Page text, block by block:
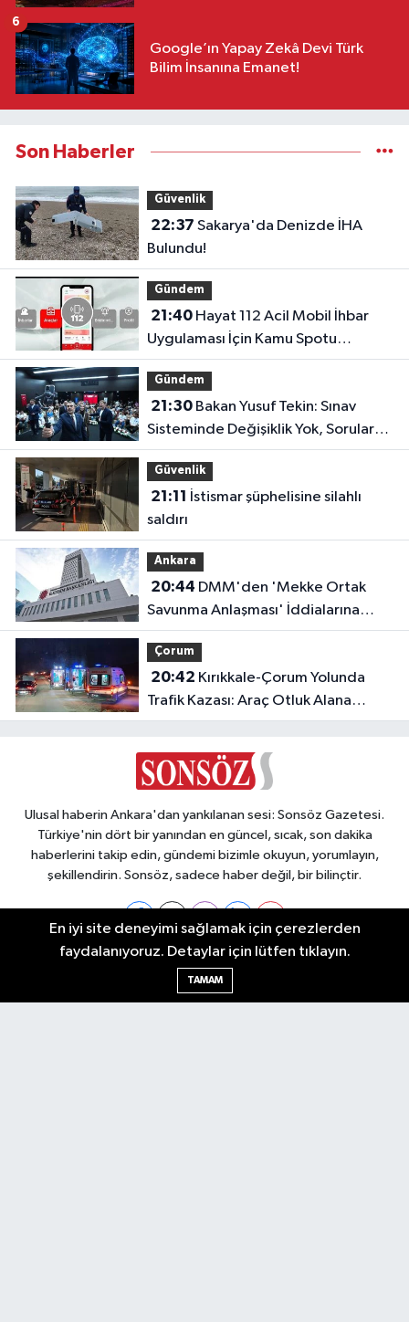
Google’ın Yapay Zekâ Devi Türk
Bilim İnsanına Emanet!
6
Son Haberler
Güvenlik
22:37
Bulundu!
Gündem
21:40Hayat 112 Acil Mobil İhbar
Uygulaması İçin Kamu Spotu
Yayında!
Gündem
21:30Bakan Yusuf Tekin: Sınav
Sisteminde Değişiklik Yok, Sorular
Yeni Müfredata Uygun Olacak
Güvenlik
21:11
saldırı
Ankara
20:44
Savunma Anlaşması' İddialarına
Yalanlama
Çorum
20:42
Trafik Kazası: Araç Otluk Alana
Devrildi, Yaralılar Var!
Ulusal haberin Ankara'dan yankılanan sesi: Sonsöz Gazetesi.
Türkiye'nin dört bir yanından en güncel, sıcak, son dakika
haberlerini takip edin, gündemi bizimle okuyun, yorumlayın,
şekillendirin. Sonsöz, sadece haber değil, bir bilinçtir.
Ankara Nöbetçi Eczaneler
En iyi site deneyimi sağlamak için çerezlerden
faydalanıyoruz. Detaylar için lütfen tıklayın.
TAMAM